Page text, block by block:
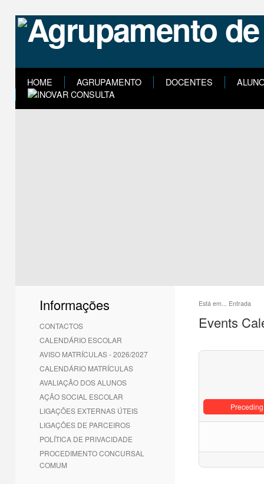
HOME AGRUPAMENTO DOCENTES
Informações
CONTACTOS
CALENDÁRIO ESCOLAR
AVISO MATRÍCULAS - 2026/2027
CALENDÁRIO MATRÍCULAS
AVALIAÇÃO DOS ALUNOS
AÇÃO SOCIAL ESCOLAR
LIGAÇÕES EXTERNAS ÚTEIS
LIGAÇÕES DE PARCEIROS
POLÍTICA DE PRIVACIDADE
PROCEDIMENTO CONCURSAL
COMUM
Está em... Entrada
Events